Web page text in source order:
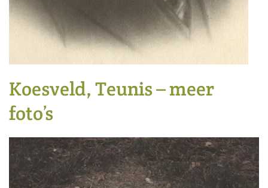
Koesveld, Teunis – meer
foto’s